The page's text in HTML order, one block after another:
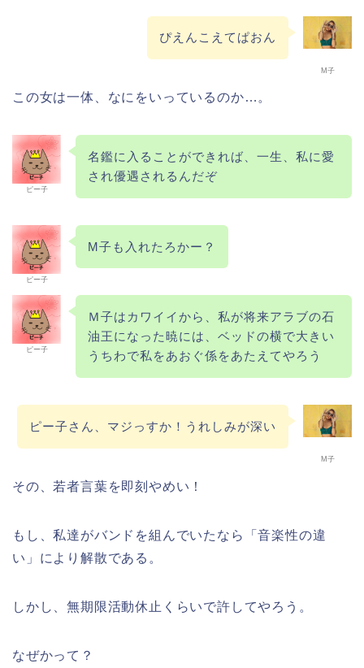
M子
ぴえんこえてぱおん
この女は一体、なにをいっているのか…。
ピー子
名鑑に入ることができれば、一生、私に愛
され優遇されるんだぞ
ピー子
M子も入れたろかー？
ピー子
Ｍ子はカワイイから、私が将来アラブの石
油王になった暁には、ベッドの横で大きい
うちわで私をあおぐ係をあたえてやろう
M子
ピー子さん、マジっすか！うれしみが深い
その、若者言葉を即刻やめい！
もし、私達がバンドを組んでいたなら「音楽性の違
い」により解散である。
しかし、無期限活動休止くらいで許してやろう。
なぜかって？